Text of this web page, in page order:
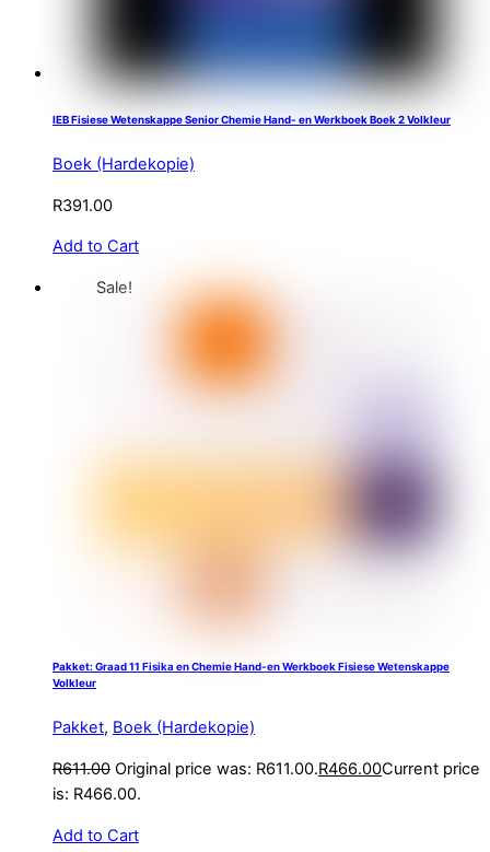
IEB Fisiese Wetenskappe Senior Chemie Hand- en Werkboek Boek 2 Volkleur
Boek (Hardekopie)
R391.00
Add to Cart
Sale!
Pakket: Graad 11 Fisika en Chemie Hand-en Werkboek Fisiese Wetenskappe
Volkleur
Pakket, Boek (Hardekopie)
R611.00 Original price was: R611.00.R466.00Current price
is: R466.00.
Add to Cart